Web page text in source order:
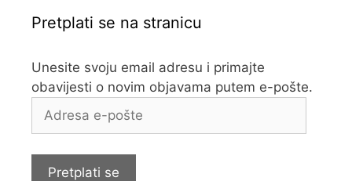
Pretplati se na stranicu
Unesite svoju email adresu i primajte
obavijesti o novim objavama putem e-pošte.
Adresa
Pretplati se